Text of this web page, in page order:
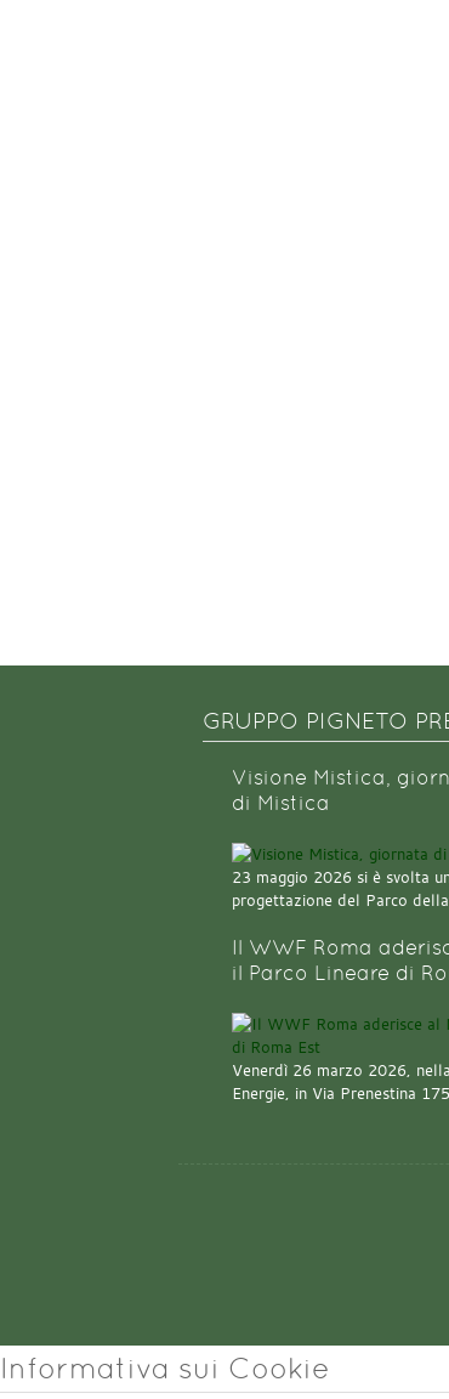
GRUPPO PIGNETO
Visione Mistica,
di Mistica
23 maggio 2026 si è svolta
progettazione del Parco
Il WWF Roma
il Parco Lineare di
Venerdì 26 marzo 2026,
Energie, in Via Prenestina
Informativa sui Cookie